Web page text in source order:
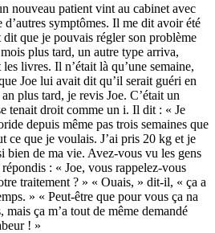
nouveau patient vint au cabinet avec
d’autres symptômes. Il me dit avoir été
que je pouvais régler son problème
plus tard, un autre type arriva,
livres. Il n’était là qu’une semaine,
Joe lui avait dit qu’il serait guéri en
plus tard, je revis Joe. C’était un
tenait droit comme un i. Il dit : « Je
depuis même pas trois semaines que
ce que je voulais. J’ai pris 20 kg et je
bien de ma vie. Avez-vous vu les gens
: « Joe, vous rappelez-vous
traitement ? » « Ouais, » dit-il, « ça a
» « Peut-être que pour vous ça na
mais ça m’a tout de même demandé
! »